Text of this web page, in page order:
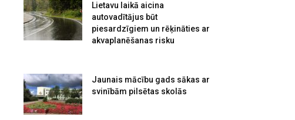
Lietavu laikā aicina
autovadītājus būt
piesardzīgiem un rēķināties ar
akvaplanēšanas risku
Jaunais mācību gads sākas ar
svinībām pilsētas skolās